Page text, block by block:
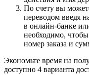
По счету вы
переводом введя
в онлайн-банке
необходимо,
номер заказа и
Экономьте время на
доступно 4 варианта